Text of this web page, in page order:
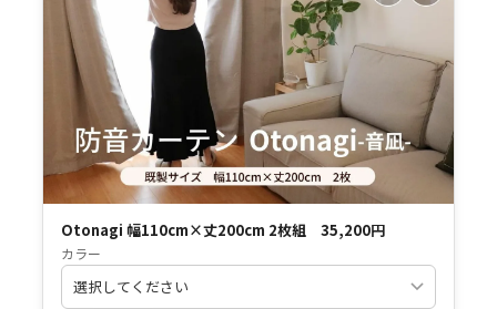
Otonagi 幅110cm×丈200cm 2枚組 35,200円
カラー